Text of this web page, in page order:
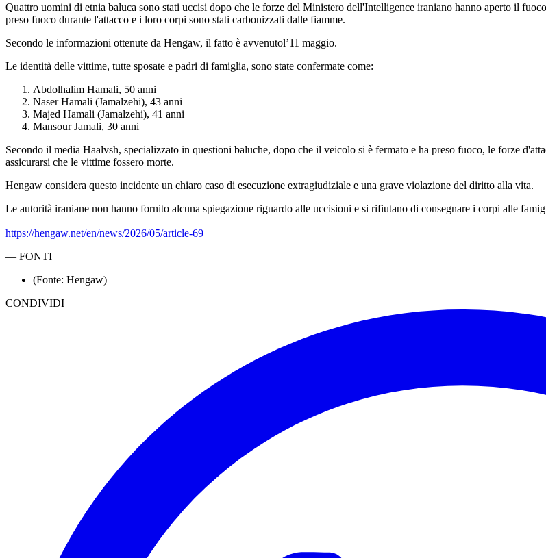
Quattro uomini di etnia baluca sono stati uccisi dopo che le forze del Ministero dell'Intelligence iraniano hanno aperto il
preso fuoco durante l'attacco e i loro corpi sono stati carbonizzati dalle fiamme.
Secondo le informazioni ottenute da Hengaw, il fatto è avvenutol’11 maggio.
Le identità delle vittime, tutte sposate e padri di famiglia, sono state confermate come:
Abdolhalim Hamali, 50 anni
Naser Hamali (Jamalzehi), 43 anni
Majed Hamali (Jamalzehi), 41 anni
Mansour Jamali, 30 anni
Secondo il media Haalvsh, specializzato in questioni baluche, dopo che il veicolo si è fermato e ha preso fuoco, le forze
assicurarsi che le vittime fossero morte.
Hengaw considera questo incidente un chiaro caso di esecuzione extragiudiziale e una grave violazione del diritto alla vita.
Le autorità iraniane non hanno fornito alcuna spiegazione riguardo alle uccisioni e si rifiutano di consegnare i corpi alle
https://hengaw.net/en/news/2026/05/article-69
— FONTI
(Fonte: Hengaw)
CONDIVIDI